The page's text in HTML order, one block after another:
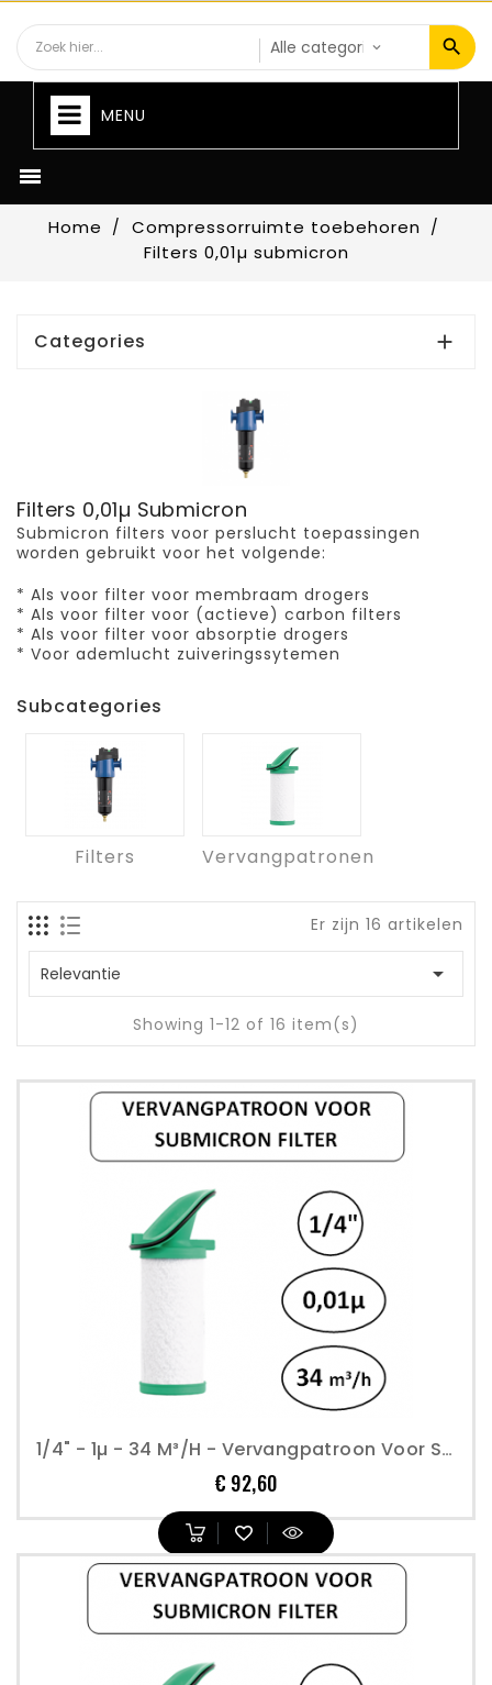
MENU

Home
Compressorruimte toebehoren
Filters 0,01µ submicron
Categories 
Filters 0,01µ Submicron
Submicron filters voor perslucht toepassingen
worden gebruikt voor het volgende:
* Als voor filter voor membraam drogers
* Als voor filter voor (actieve) carbon filters
* Als voor filter voor absorptie drogers
* Voor ademlucht zuiveringssytemen
Subcategories
Filters Vervangpatronen
Er zijn 16 artikelen
Relevantie 
Showing 1-12 of 16 item(s)
1/4" - 1µ - 34 M³/h - Vervangpatroon Voor Submicron Filter - Perslucht
€ 92,60Prijs